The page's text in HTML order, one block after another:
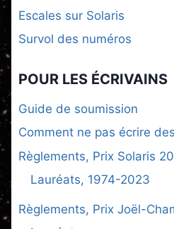
Escales sur Solaris
Survol des numéros
POUR LES ÉCRIVAINS
Guide de soumission
Comment ne pas écrire
Règlements, Prix Solaris
Lauréats, 1974-2023
Règlements, Prix Joël-